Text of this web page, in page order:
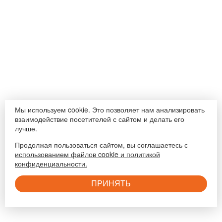
Мы используем cookie. Это позволяет нам анализировать
взаимодействие посетителей с сайтом и делать его
лучше.
Продолжая пользоваться сайтом, вы соглашаетесь с
использованием файлов cookie и политикой
конфиденциальности.
ПРИНЯТЬ